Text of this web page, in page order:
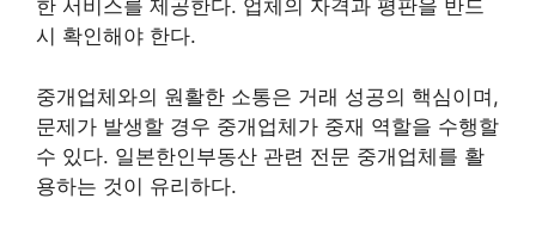
한 서비스를 제공한다. 업체의 자격과 평판을 반드
시 확인해야 한다.
중개업체와의 원활한 소통은 거래 성공의 핵심이며,
문제가 발생할 경우 중개업체가 중재 역할을 수행할
수 있다. 일본한인부동산 관련 전문 중개업체를 활
용하는 것이 유리하다.